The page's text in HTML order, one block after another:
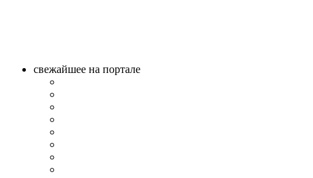
свежайшее на портале